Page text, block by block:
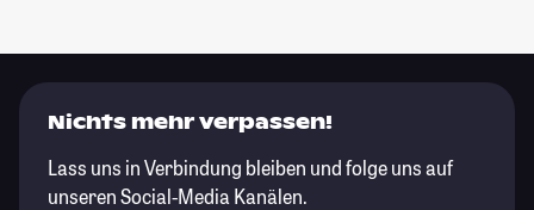
Nichts mehr verpassen!
Lass uns in Verbindung bleiben und folge uns auf
unseren Social-Media Kanälen.